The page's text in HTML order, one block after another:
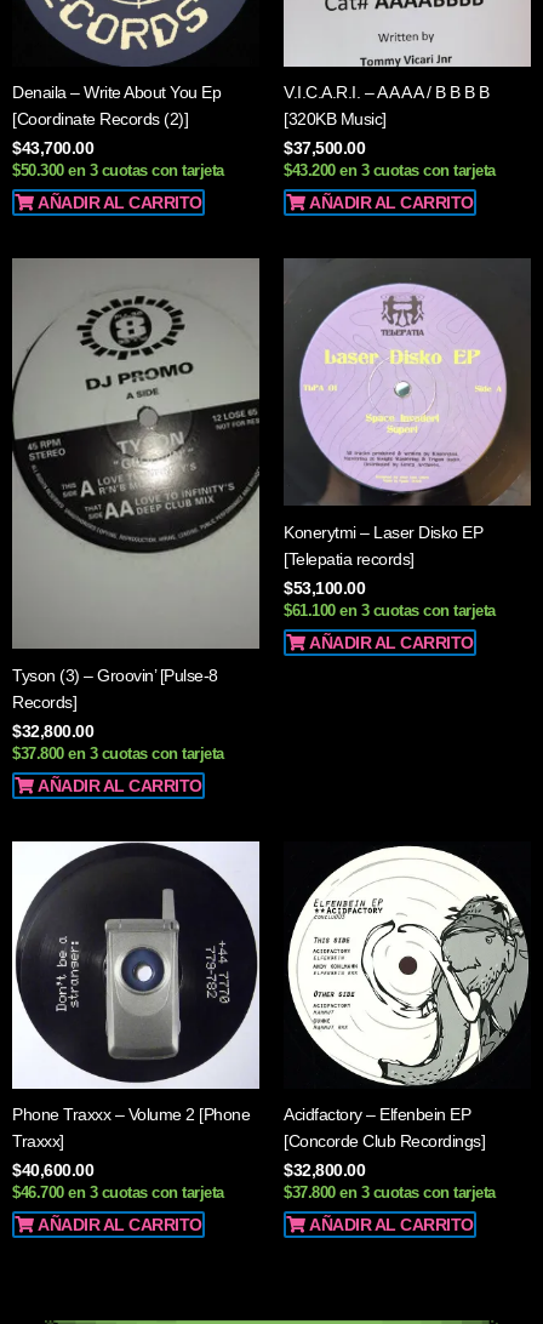
Denaila – Write About You Ep
[Coordinate Records (2)]
$43,700.00
$50.300 en 3 cuotas con tarjeta
AÑADIR AL CARRITO
V.I.C.A.R.I. – A A A A / B B B B
[320KB Music]
$37,500.00
$43.200 en 3 cuotas con tarjeta
AÑADIR AL CARRITO
Tyson (3) – Groovin’ [Pulse-8
Records]
$32,800.00
$37.800 en 3 cuotas con tarjeta
AÑADIR AL CARRITO
Konerytmi – Laser Disko EP
[Telepatia records]
$53,100.00
$61.100 en 3 cuotas con tarjeta
AÑADIR AL CARRITO
Phone Traxxx – Volume 2 [Phone
Traxxx]
$40,600.00
$46.700 en 3 cuotas con tarjeta
AÑADIR AL CARRITO
Acidfactory – Elfenbein EP
[Concorde Club Recordings]
$32,800.00
$37.800 en 3 cuotas con tarjeta
AÑADIR AL CARRITO